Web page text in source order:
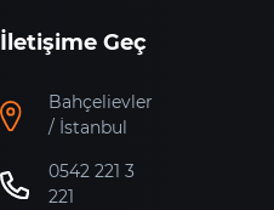
İletişime Geç
Bahçelievler
/ İstanbul
0542 221 3
221